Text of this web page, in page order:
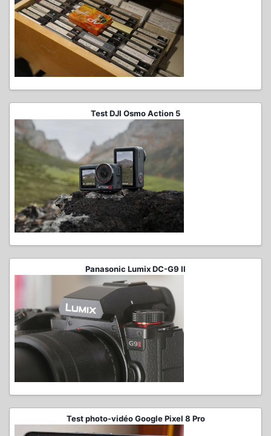
Test DJI Osmo Action 5
Panasonic Lumix DC-G9 II
Test photo-vidéo Google Pixel 8 Pro